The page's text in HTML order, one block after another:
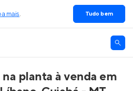
mais. Tudo bem
planta à venda em